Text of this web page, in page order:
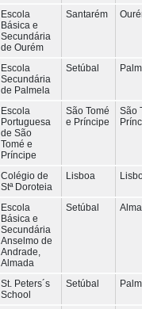
Escola
Básica e
Secundária
de Ourém
Santarém
Escola
Secundária
de Palmela
Setúbal
Escola
Portuguesa
de São
Tomé e
Príncipe
São Tomé
e Príncipe
São
Colégio de
Stª Doroteia
Lisboa
Escola
Básica e
Secundária
Anselmo de
Andrade,
Almada
Setúbal
St. Peters´s
School
Setúbal